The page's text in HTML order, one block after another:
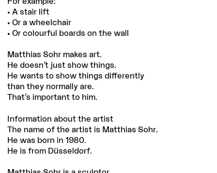
• A stair lift
• Or a wheelchair
• Or colourful boards on the wall
Matthias Sohr makes art.
He doesn’t just show things.
He wants to show things differently
than they normally are.
That’s important to him.
Information about the artist
The name of the artist is Matthias Sohr.
He was born in 1980.
He is from Düsseldorf.